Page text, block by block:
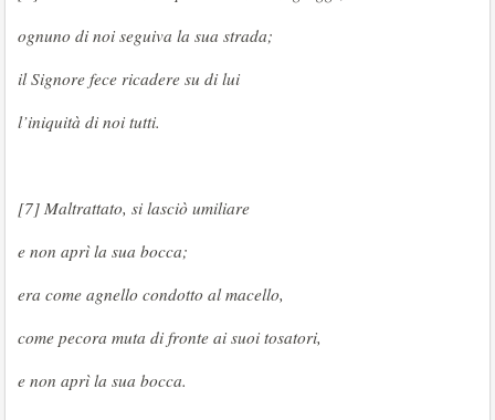
ognuno di noi seguiva la sua strada;
il Signore fece ricadere su di lui
l’iniquità di noi tutti.
[7] Maltrattato, si lasciò umiliare
e non aprì la sua bocca;
era come agnello condotto al macello,
come pecora muta di fronte ai suoi tosatori,
e non aprì la sua bocca.